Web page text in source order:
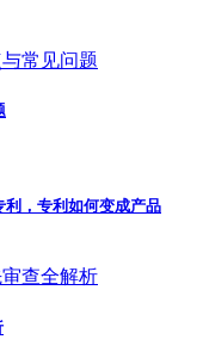
利，专利如何变成产品